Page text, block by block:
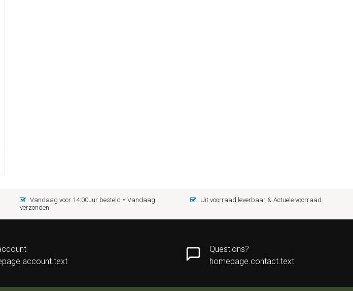
Vandaag voor 14:00uur besteld = Vandaag
verzonden
Uit voorraad leverbaar & Actuele voorraad
Questions?
homepage.contact.text